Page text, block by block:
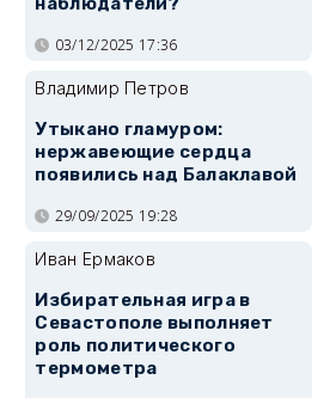
03/12/2025 17:36
Владимир Петров
Утыкано гламуром:
нержавеющие сердца
появились над Балаклавой
29/09/2025 19:28
Иван Ермаков
Избирательная игра в
Севастополе выполняет
роль политического
термометра